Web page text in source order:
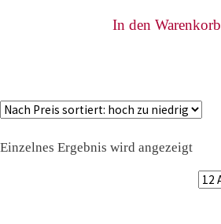
In den Warenkorb
Einzelnes Ergebnis wird angezeigt